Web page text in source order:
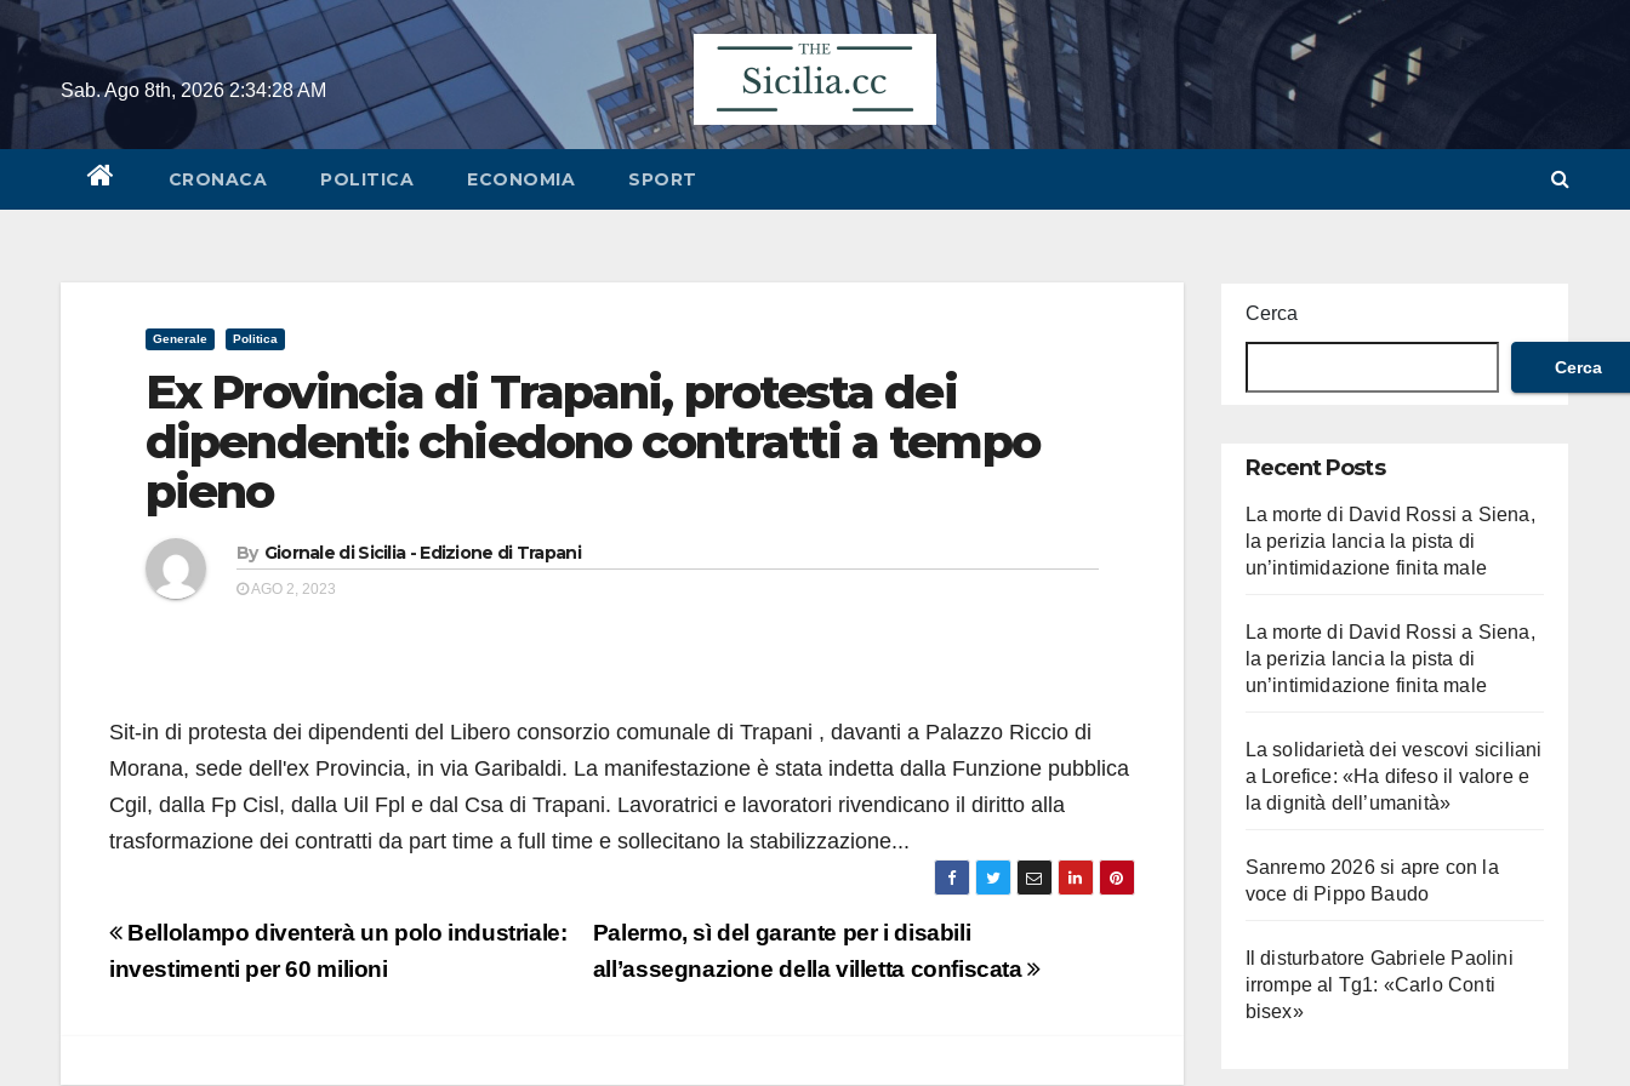
Skip
contentSab. Ago 8th, 20262:34:28 AM
CRONACA POLITICA ECONOMIA SPORT
Generale Politica
Ex Provincia di Trapani, protesta dei
dipendenti: chiedono contratti a tempo
pieno
By Giornale di Sicilia - Edizione di Trapani
AGO 2, 2023
Sit-in di protesta dei dipendenti del Libero consorzio comunale di Trapani , davanti a Palazzo Riccio di
Morana, sede dell'ex Provincia, in via Garibaldi. La manifestazione è stata indetta dalla Funzione pubblica
Cgil, dalla Fp Cisl, dalla Uil Fpl e dal Csa di Trapani. Lavoratrici e lavoratori rivendicano il diritto alla
trasformazione dei contratti da part time a full time e sollecitano la stabilizzazione...
Navigazione
articoli
Palermo, sì del garante per i disabili
all’assegnazione della villetta confiscata
Bellolampo diventerà un polo industriale:
investimenti per 60 milioni
Cerca
Cerca
Recent Posts
La morte di David Rossi a Siena,
la perizia lancia la pista di
un’intimidazione finita male
La morte di David Rossi a Siena,
la perizia lancia la pista di
un’intimidazione finita male
La solidarietà dei vescovi siciliani
a Lorefice: «Ha difeso il valore e
la dignità dell’umanità»
Sanremo 2026 si apre con la
voce di Pippo Baudo
Il disturbatore Gabriele Paolini
irrompe al Tg1: «Carlo Conti
bisex»